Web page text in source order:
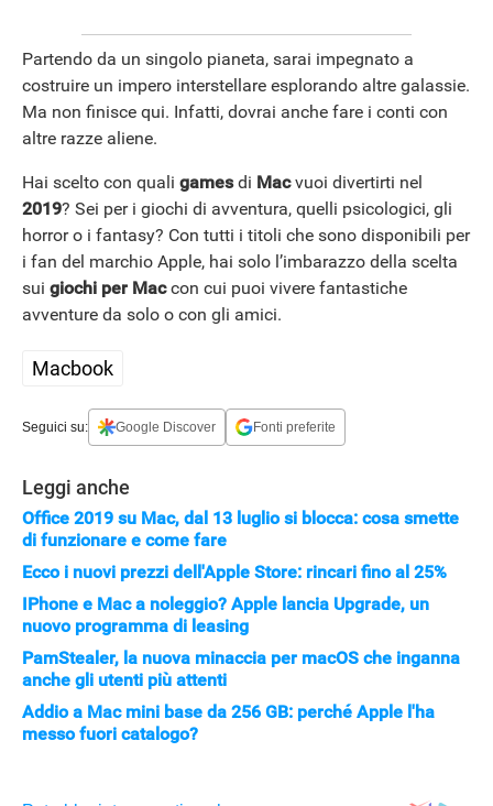
Partendo da un singolo pianeta, sarai impegnato a
costruire un impero interstellare esplorando altre galassie.
Ma non finisce qui. Infatti, dovrai anche fare i conti con
altre razze aliene.
Hai scelto con quali gamesdi Macvuoi divertirti nel
2019? Sei per i giochi di avventura, quelli psicologici, gli
horror o i fantasy? Con tutti i titoli che sono disponibili per
i fan del marchio Apple, hai solo l’imbarazzo della scelta
sui giochi per Maccon cui puoi vivere fantastiche
avventure da solo o con gli amici.
Macbook
Seguici su: Google Discover Fonti preferite
Leggi anche
Office 2019 su Mac, dal 13 luglio si blocca: cosa smette
di funzionare e come fare
Ecco i nuovi prezzi dell'Apple Store: rincari fino al 25%
IPhone e Mac a noleggio? Apple lancia Upgrade, un
nuovo programma di leasing
PamStealer, la nuova minaccia per macOS che inganna
anche gli utenti più attenti
Addio a Mac mini base da 256 GB: perché Apple l'ha
messo fuori catalogo?